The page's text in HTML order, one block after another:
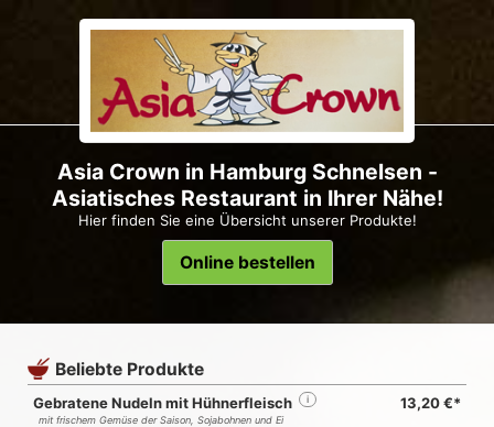
Asia Crown in Hamburg Schnelsen -
Asiatisches Restaurant in Ihrer Nähe!
Hier finden Sie eine Übersicht unserer Produkte!
Online bestellen
Beliebte Produkte
Gebratene Nudeln mit Hühnerfleisch i 13,20 €*
mit frischem Gemüse der Saison, Sojabohnen und Ei